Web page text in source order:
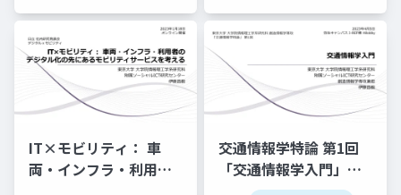
IT×モビリティ： 車
両・インフラ・利用者
交通情報学特論 第1回
「交通情報学入門」講